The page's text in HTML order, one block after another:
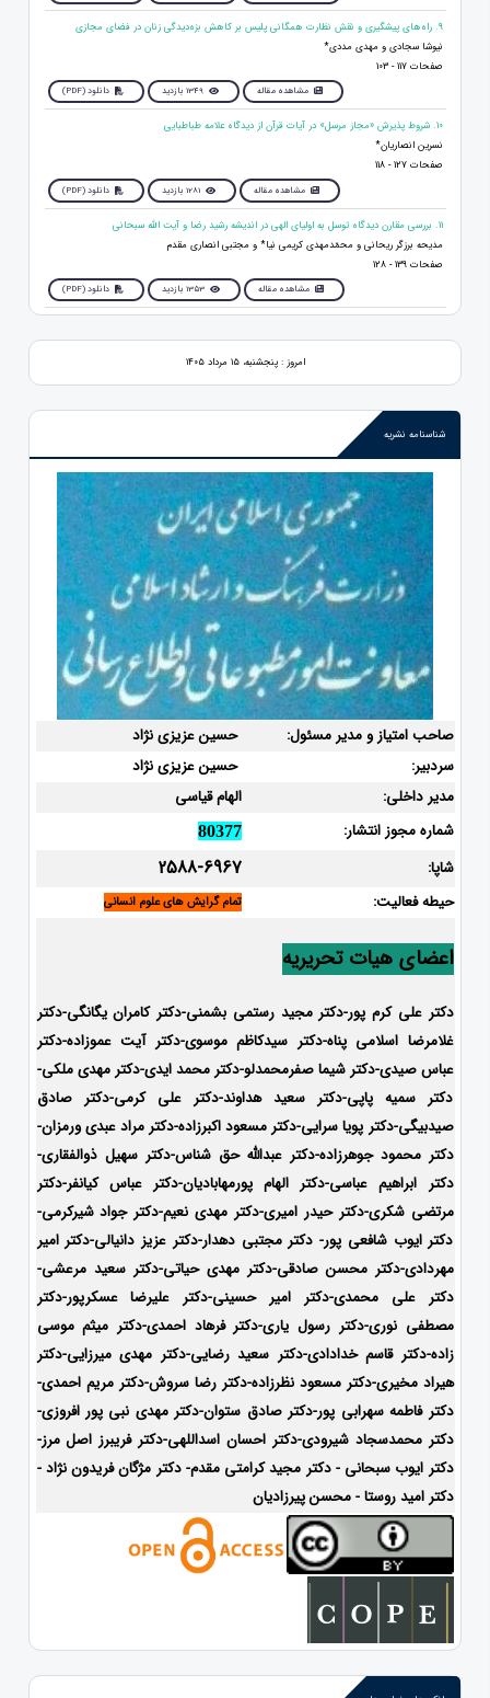
9. راه‌های پیشگیری و نقش نظارت همگانی پلیس بر کاهش بزه‌دیدگی زنان در فضای مجازی
نیوشا سجادی و مهدی مددی*
صفحات 117 - 103
مشاهده مقاله 1349 بازدید دانلود (PDF)
10. شروط پذیرش «مجاز مرسل» در آیات قرآن از دیدگاه علامه طباطبایی
نسرین انصاریان*
صفحات 127 - 118
مشاهده مقاله 1281 بازدید دانلود (PDF)
11. بررسی مقارن دیدگاه توسل به اولیای الهی در اندیشه رشید رضا و آیت الله سبحانی
مدیحه برزگر ریحانی و محمّدمهدی کریمی نیا* و مجتبی انصاری مقدم
صفحات 139 - 128
مشاهده مقاله 1353 بازدید دانلود (PDF)
امروز : پنجشنبه، ۱۵ مرداد ۱۴۰۵
شناسنامه نشریه
صاحب امتیاز و مدیر مسئول:
حسین عزیزی نژاد
سردبیر:
حسین عزیزی نژاد
مدیر داخلی:
الهام قیاسی
شماره مجوز انتشار:
80377
شاپا: 2588-6967
حیطه فعالیت: تمام گرایش های علوم انسانی
اعضای هیات تحریریه
دکتر علی کرم پور-دکتر مجید رستمی بشمنی-دکتر کامران یگانگی-دکتر
غلامرضا اسلامی پناه-دکتر سیدکاظم موسوی-دکتر آیت عموزاده-دکتر
عباس صیدی-دکتر شیما صفرمحمدلو-دکتر محمد ایدی-دکتر مهدی ملکی-
دکتر سمیه پاپی-دکتر سعید هداوند-دکتر علی کرمی-دکتر صادق
صیدبیگی-دکتر پویا سرایی-دکتر مسعود اکبرزاده-دکتر مراد عبدی ورمزان-
دکتر محمود جوهرزاده-دکتر عبدالله حق شناس-دکتر سهیل ذوالفقاری-
دکتر ابراهیم عباسی-دکتر الهام پورمهابادیان-دکتر عباس کیانفر-دکتر
مرتضی شکری-دکتر حیدر امیری-دکتر مهدی نعیم-دکتر جواد شیرکرمی-
دکتر ایوب شافعی پور- دکتر مجتبی دهدار-دکتر عزیز دانیالی-دکتر امیر
مهردادی-دکتر محسن صادقی-دکتر مهدی حیاتی-دکتر سعید مرعشی-
دکتر علی محمدی-دکتر امیر حسینی-دکتر علیرضا عسکرپور-دکتر
مصطفی نوری-دکتر رسول یاری-دکتر فرهاد احمدی-دکتر میثم موسی
زاده-دکتر قاسم خدادادی-دکتر سعید رضایی-دکتر مهدی میرزایی-دکتر
هیراد مخیری-دکتر مسعود نظرزاده-دکتر رضا سروش-دکتر مریم احمدی-
دکتر فاطمه سهرابی پور-دکتر صادق ستوان-دکتر مهدی نبی پور افروزی-
دکتر محمدسجاد شیرودی-دکتر احسان اسداللهی-دکتر فریبرز اصل مرز-
دکتر ایوب سبحانی - دکتر مجید کرامتی مقدم- دکتر مژگان فریدون نژاد -
دکتر امید روستا - محسن پیرزادیان